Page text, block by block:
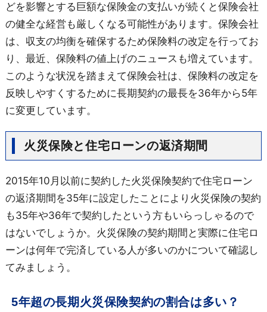
どを影響とする巨額な保険金の支払いが続くと保険会社
の健全な経営も厳しくなる可能性があります。保険会社
は、収支の均衡を確保するため保険料の改定を行ってお
り、最近、保険料の値上げのニュースも増えています。
このような状況を踏まえて保険会社は、保険料の改定を
反映しやすくするために長期契約の最長を36年から5年
に変更しています。
火災保険と住宅ローンの返済期間
2015年10月以前に契約した火災保険契約で住宅ローン
の返済期間を35年に設定したことにより火災保険の契約
も35年や36年で契約したという方もいらっしゃるので
はないでしょうか。火災保険の契約期間と実際に住宅ロ
ーンは何年で完済している人が多いのかについて確認し
てみましょう。
5年超の長期火災保険契約の割合は多い？